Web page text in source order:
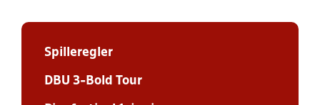
Spilleregler
DBU 3-Bold Tour